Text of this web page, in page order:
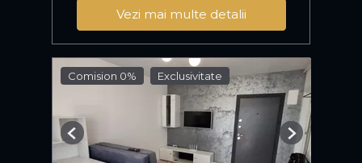
Vezi mai multe detalii
Comision 0% Exclusivitate
Previous Next